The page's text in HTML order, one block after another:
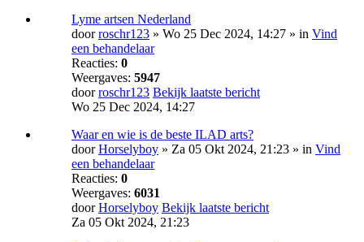
Lyme artsen Nederland
doorroschr123 » Wo 25 Dec 2024, 14:27 » in Vind
een behandelaar
Reacties: 0
Weergaves: 5947
doorroschr123 Bekijk laatste bericht
Wo 25 Dec 2024, 14:27
Waar en wie is de beste ILAD arts?
doorHorselyboy » Za 05 Okt 2024, 21:23 » in Vind
een behandelaar
Reacties: 0
Weergaves: 6031
doorHorselyboy Bekijk laatste bericht
Za 05 Okt 2024, 21:23